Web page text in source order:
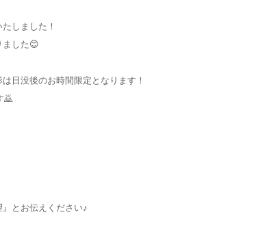
しました！
ました😊
日没後のお時間限定となります！
🙇
とお伝えください♪